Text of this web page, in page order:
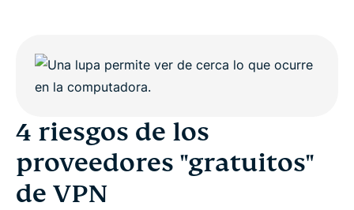
4 riesgos de los
proveedores "gratuitos"
de VPN